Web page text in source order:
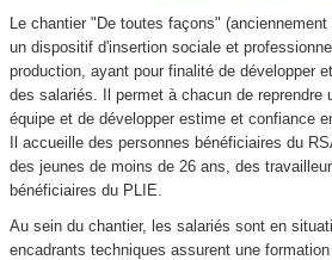
Le chantier "De toutes façons"
un dispositif d'insertion sociale et
production, ayant pour finalité de développer
des salariés. Il permet à chacun de reprendre
équipe et de développer estime et confiance
Il accueille des personnes bénéficiaires du
des jeunes de moins de 26 ans, des
bénéficiaires du PLIE.
Au sein du chantier, les salariés sont en
encadrants techniques assurent une